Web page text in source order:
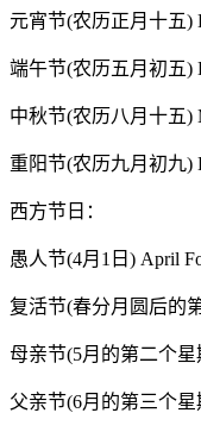
元宵节(农历正月十五)
端午节(农历五月初五)
中秋节(农历八月十五)
重阳节(农历九月初九)
西方节日：
愚人节(4月1日) April
复活节(春分月圆后的
母亲节(5月的第二个星
父亲节(6月的第三个星